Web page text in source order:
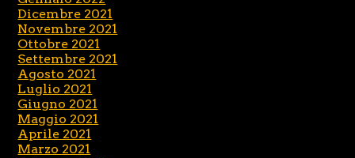
Dicembre 2021
Novembre 2021
Ottobre 2021
Settembre 2021
Agosto 2021
Luglio 2021
Giugno 2021
Maggio 2021
Aprile 2021
Marzo 2021